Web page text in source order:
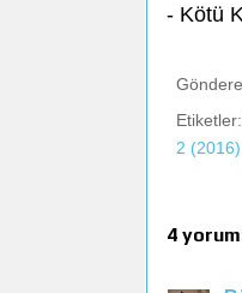
- Kötü
Etiketler:
2 (2016)
4